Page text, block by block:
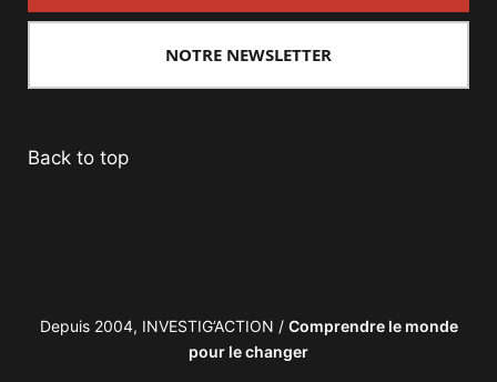
NOTRE NEWSLETTER
Back to top
Depuis 2004, INVESTIG’ACTION / Comprendre le monde
pour le changer